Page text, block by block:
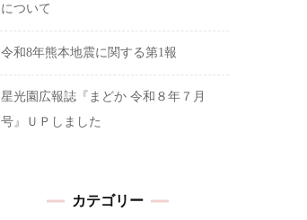
について
令和8年熊本地震に関する第1報
星光園広報誌『まどか 令和８年７月
号』ＵＰしました
カテゴリー